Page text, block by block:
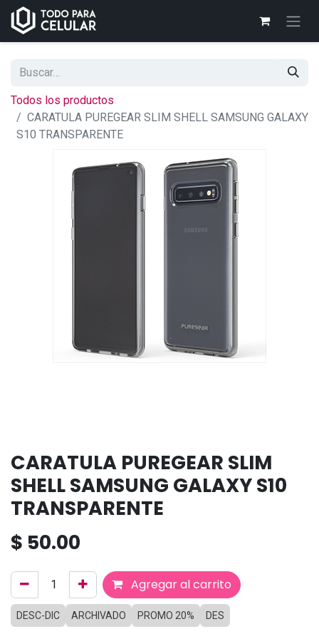
Todos los productos
CARATULA PUREGEAR SLIM SHELL SAMSUNG GALAXY
S10 TRANSPARENTE
CARATULA PUREGEAR SLIM
SHELL SAMSUNG GALAXY S10
TRANSPARENTE
$ 50.00
Agregar al carrito
DESC-DIC ARCHIVADO PROMO 20% DES